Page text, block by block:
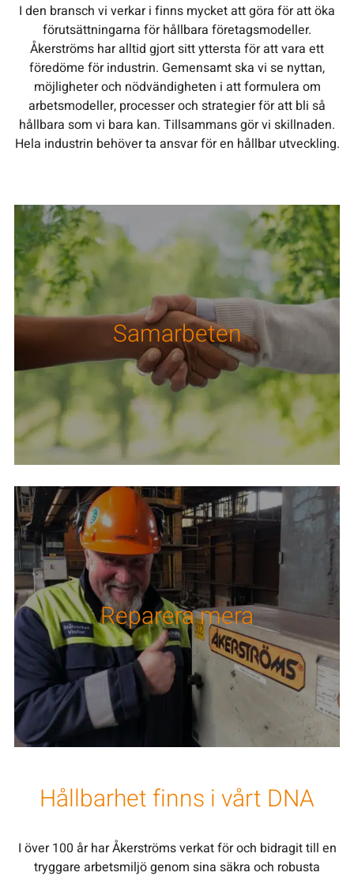
I den bransch vi verkar i finns mycket att göra för att öka
förutsättningarna för hållbara företagsmodeller.
Åkerströms har alltid gjort sitt yttersta för att vara ett
föredöme för industrin. Gemensamt ska vi se nyttan,
möjligheter och nödvändigheten i att formulera om
arbetsmodeller, processer och strategier för att bli så
hållbara som vi bara kan. Tillsammans gör vi skillnaden.
Hela industrin behöver ta ansvar för en hållbar utveckling.
Samarbeten
Reparera mera
Hållbarhet finns i vårt DNA
I över 100 år har Åkerströms verkat för och bidragit till en
tryggare arbetsmiljö genom sina säkra och robusta